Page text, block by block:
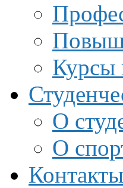
Курсы
О
О
Контакты